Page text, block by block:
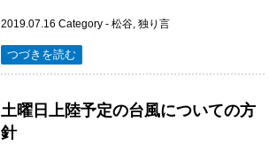
2019.07.16 Category - 松谷, 独り言
つづきを読む
土曜日上陸予定の台風についての方
針